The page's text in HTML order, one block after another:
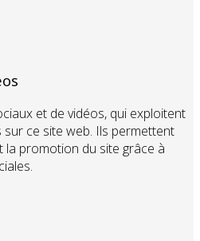
et de vidéos, qui exploitent
ce site web. Ils permettent
la promotion du site grâce à